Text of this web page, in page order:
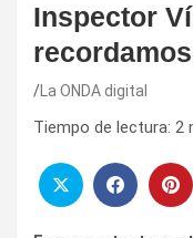
Inspector
La ONDA digital
Tiempo de lectura: 2